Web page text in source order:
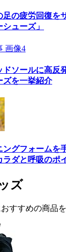
足の疲労回復を
シューズ」
ドソールに高反
ズを一挙紹介
ングフォームを
ラダと呼吸のポ
ズ
おすすめの商品